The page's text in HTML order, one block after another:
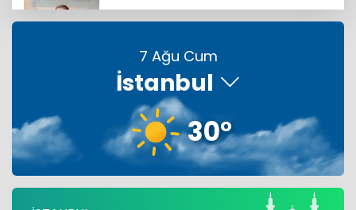
E-Kolay İhracat Platformu E-KİP'e ödül
Sosyal medya zirvesinde Aselsan ilk
sırada
7 Ağu Cum
İstanbul
30°